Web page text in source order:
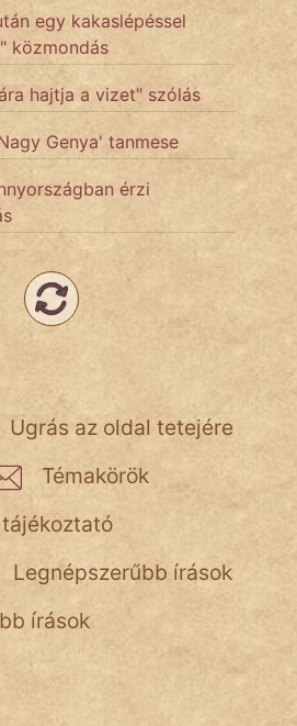
egy kakaslépéssel
közmondás
hajtja a vizet" szólás
Genya' tanmese
érzi
Ugrás az oldal tetejére
Témakörök
Legnépszerűbb írások
írások